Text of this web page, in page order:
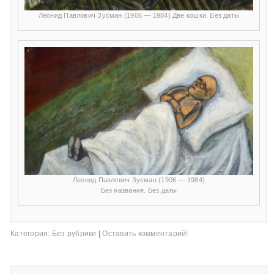
Леонид Павлович Зусман (1906 — 1984) Две кошки. Без даты
Леонид Павлович Зусман (1906 — 1984)
Без названия. Без даты
Категория: Без рубрики | Оставить комментарий!